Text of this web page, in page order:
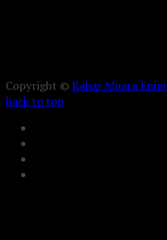
Copyright ©Kabar Muara Enim
back to top